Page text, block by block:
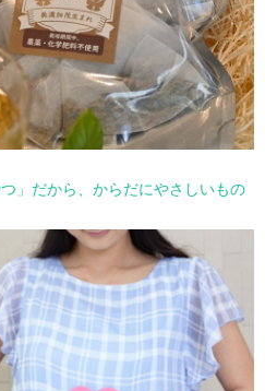
」だから、からだにやさしいもの